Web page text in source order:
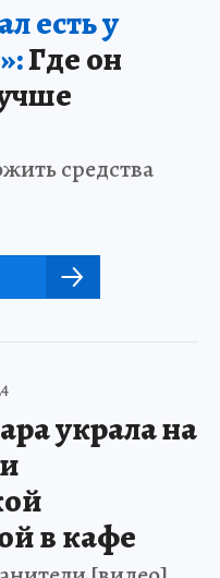
есть у
Где он
средства
украла на
в кафе